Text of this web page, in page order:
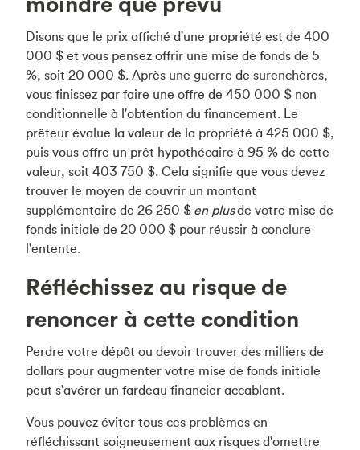
Disons que le prix affiché d'une propriété est de 400
000 $ et vous pensez offrir une mise de fonds de 5
%, soit 20 000 $. Après une guerre de surenchères,
vous finissez par faire une offre de 450 000 $ non
conditionnelle à l'obtention du financement. Le
prêteur évalue la valeur de la propriété à 425 000 $,
puis vous offre un prêt hypothécaire à 95 % de cette
valeur, soit 403 750 $. Cela signifie que vous devez
trouver le moyen de couvrir un montant
supplémentaire de 26 250 $ en plusde votre mise de
fonds initiale de 20 000 $ pour réussir à conclure
l'entente.
Réfléchissez au risque de
renoncer à cette condition
Perdre votre dépôt ou devoir trouver des milliers de
dollars pour augmenter votre mise de fonds initiale
peut s'avérer un fardeau financier accablant.
Vous pouvez éviter tous ces problèmes en
réfléchissant soigneusement aux risques d'omettre